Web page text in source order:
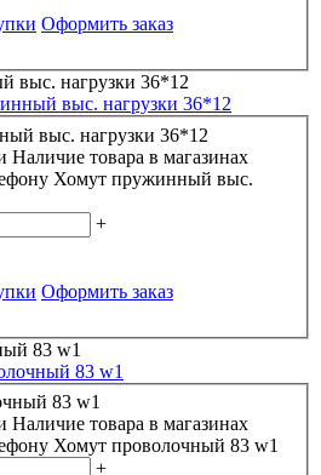
Оформить заказ
выс. нагрузки 36*12
Наличие товара в магазинах
Хомут пружинный выс.
+
Оформить заказ
83 w1
Наличие товара в магазинах
Хомут проволочный 83 w1
+